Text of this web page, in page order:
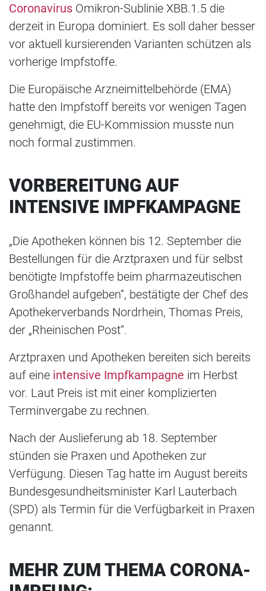
Coronavirus Omikron-Sublinie XBB.1.5 die
derzeit in Europa dominiert. Es soll daher besser
vor aktuell kursierenden Varianten schützen als
vorherige Impfstoffe.
Die Europäische Arzneimittelbehörde (EMA)
hatte den Impfstoff bereits vor wenigen Tagen
genehmigt, die EU-Kommission musste nun
noch formal zustimmen.
VORBEREITUNG AUF
INTENSIVE IMPFKAMPAGNE
„Die Apotheken können bis 12. September die
Bestellungen für die Arztpraxen und für selbst
benötigte Impfstoffe beim pharmazeutischen
Großhandel aufgeben“, bestätigte der Chef des
Apothekerverbands Nordrhein, Thomas Preis,
der „Rheinischen Post“.
Arztpraxen und Apotheken bereiten sich bereits
auf eine intensive Impfkampagne im Herbst
vor. Laut Preis ist mit einer komplizierten
Terminvergabe zu rechnen.
Nach der Auslieferung ab 18. September
stünden sie Praxen und Apotheken zur
Verfügung. Diesen Tag hatte im August bereits
Bundesgesundheitsminister Karl Lauterbach
(SPD) als Termin für die Verfügbarkeit in Praxen
genannt.
MEHR ZUM THEMA CORONA-